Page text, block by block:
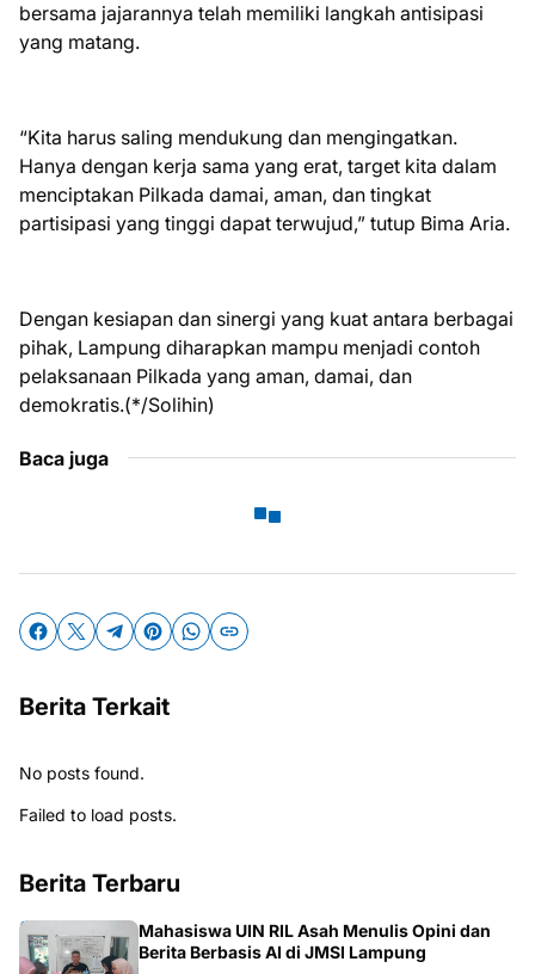
bersama jajarannya telah memiliki langkah antisipasi
yang matang.
“Kita harus saling mendukung dan mengingatkan.
Hanya dengan kerja sama yang erat, target kita dalam
menciptakan Pilkada damai, aman, dan tingkat
partisipasi yang tinggi dapat terwujud,” tutup Bima Aria.
Dengan kesiapan dan sinergi yang kuat antara berbagai
pihak, Lampung diharapkan mampu menjadi contoh
pelaksanaan Pilkada yang aman, damai, dan
demokratis.(*/Solihin)
Baca juga
Berita Terkait
No posts found.
Failed to load posts.
Berita Terbaru
Mahasiswa UIN RIL Asah Menulis Opini dan
Berita Berbasis AI di JMSI Lampung